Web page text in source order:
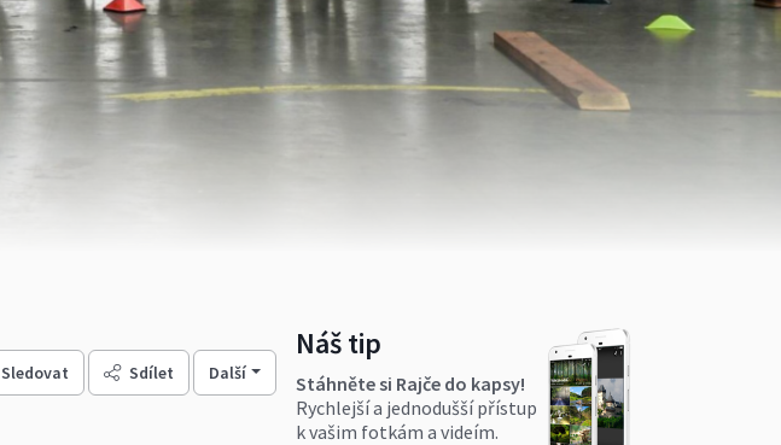
Sledovat Sdílet
Další
Náš tip
Stáhněte si Rajče do kapsy!
Rychlejší a jednodušší přístup
k vašim fotkám a videím.